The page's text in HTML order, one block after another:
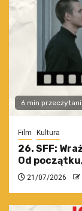
6 min
Film Kultura
26. SFF:
Od
21/07/2026